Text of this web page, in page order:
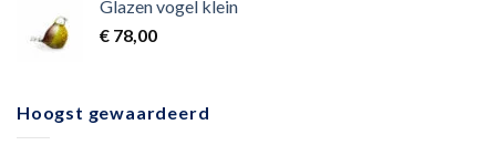
Glazen vogel klein
€ 78,00
Hoogst gewaardeerd